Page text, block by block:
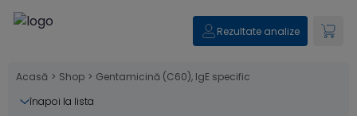
Rezultate analize
Acasă > Shop > Gentamicină (C60), IgE specific
înapoi la lista